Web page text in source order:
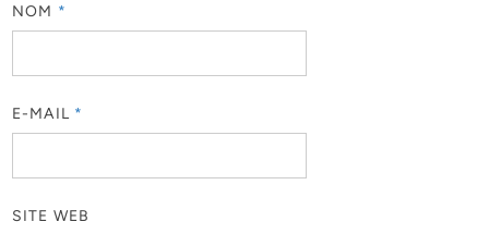
NOM *
E-MAIL *
SITE WEB